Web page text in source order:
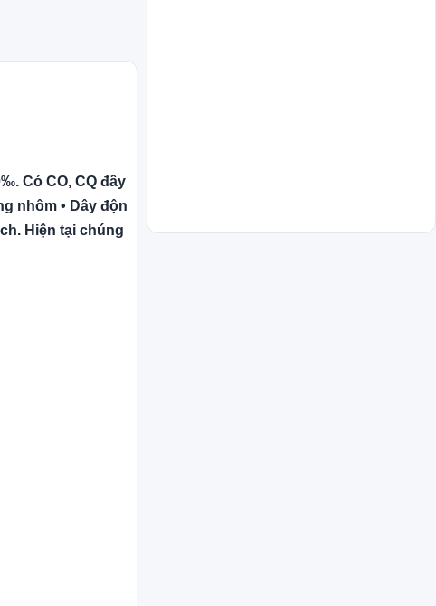
Có CO, CQ đầy
nhôm • Dây độn
Hiện tại chúng